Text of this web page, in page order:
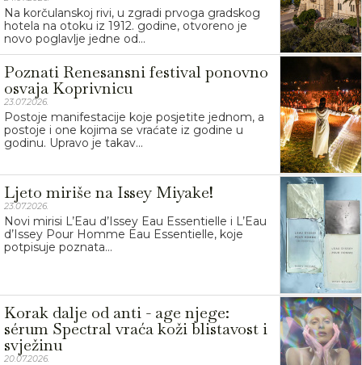
Na korčulanskoj rivi, u zgradi prvoga gradskog
hotela na otoku iz 1912. godine, otvoreno je
novo poglavlje jedne od...
Poznati Renesansni festival ponovno
osvaja Koprivnicu
23.07.2026.
Postoje manifestacije koje posjetite jednom, a
postoje i one kojima se vraćate iz godine u
godinu. Upravo je takav...
Ljeto miriše na Issey Miyake!
23.07.2026.
Novi mirisi L’Eau d’Issey Eau Essentielle i L’Eau
d’Issey Pour Homme Eau Essentielle, koje
potpisuje poznata...
Korak dalje od anti - age njege:
sérum Spectral vraća koži blistavost i
svježinu
20.07.2026.